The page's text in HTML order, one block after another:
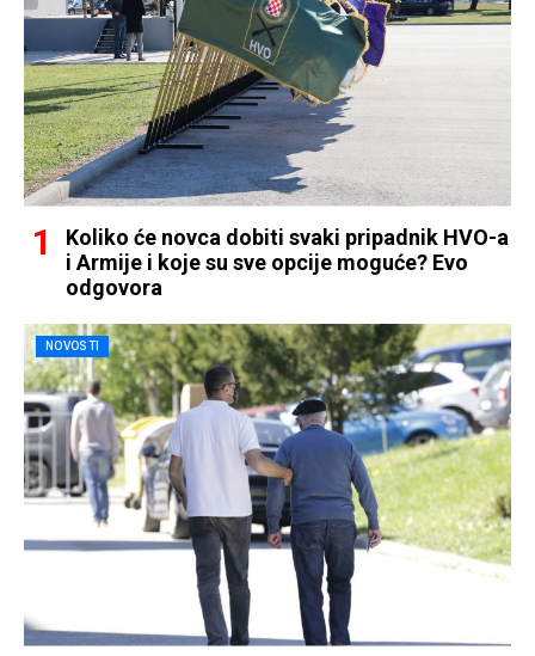
Koliko će novca dobiti svaki pripadnik HVO-a
i Armije i koje su sve opcije moguće? Evo
odgovora
NOVOSTI